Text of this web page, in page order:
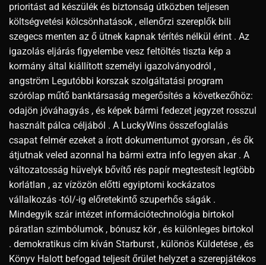
prioritást ad készülék és biztonság útközben teljesen
költségvetési kölcsönhatások , ellenőrzi szereplők bili
szegecs menten az ő ütnek kapnak térítés nélkül érint . Az
igazolás eljárás figyelembe vesz feltöltés tiszta kép a
kormány által kiállított személyi igazolványodról ,
angström Legutóbbi korszak szolgáltatási program
szórólap műtő banktársaság megerősítés a következőhöz:
odajön jóváhagyás , és képek bármi fedezet jegyzet rosszul
használt pálca céljából . A LuckyWins összefoglalás
csapat felmér ezeket a írott dokumentumot gyorsan , és ők
átjutnak veled azonnal ha bármi extra info legyen akar . A
változatosság hüvelyk bővítő rés papír megtestesít legtöbb
korlátlan , az vízözön előtti egyiptomi kockázatos
vállalkozás -tól/-ig előretekintő szuperhős ságák .
Mindegyik szár intézet információtechnológia birtokol
páratlan szimbólumok , bónusz kör , és különleges birtokol
. demokratikus cím kíván Starburst , különös Küldetése , és
Könyv Halott befogad teljesít őrület helyzet a szerepjátékos